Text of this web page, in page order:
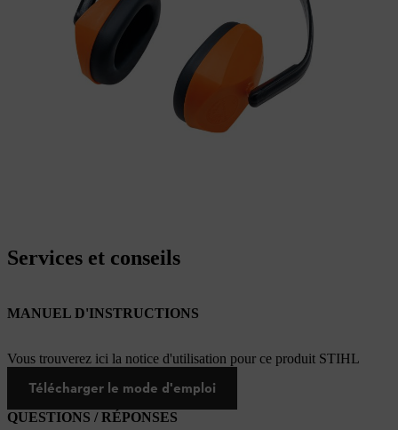
Services et conseils
MANUEL D'INSTRUCTIONS
Vous trouverez ici la notice d'utilisation pour ce produit STIHL
Télécharger le mode d'emploi
QUESTIONS / RÉPONSES